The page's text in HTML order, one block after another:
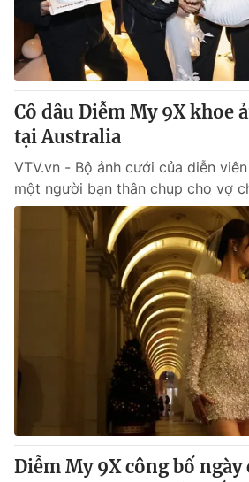
Cô dâu Diễm My 9X khoe
tại Australia
VTV.vn - Bộ ảnh cưới của diễn
một người bạn thân chụp cho vợ
Diễm My 9X công bố